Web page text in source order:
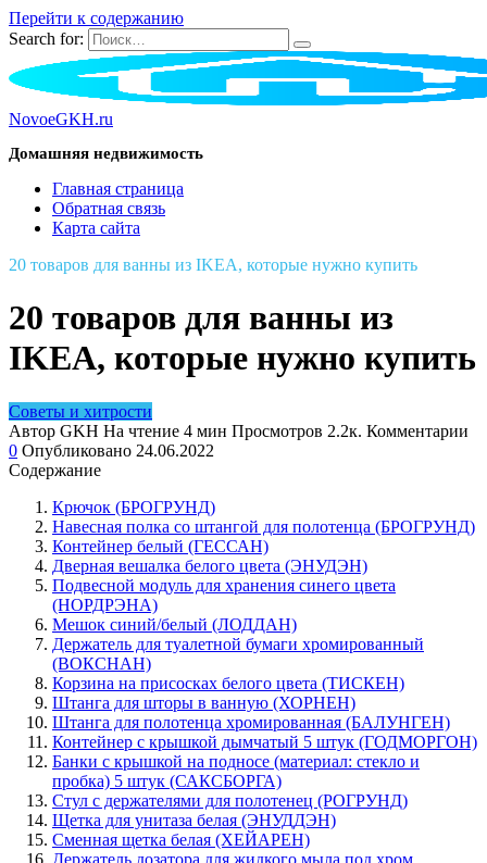
Перейти к содержанию
Search for:
NovoeGKH.ru
Домашняя недвижимость
Главная страница
Обратная связь
Карта сайта
20 товаров для ванны из IKEA, которые нужно купить
20 товаров для ванны из
IKEA, которые нужно купить
Советы и хитрости
Автор GKH На чтение 4 мин Просмотров 2.2к. Комментарии
0 Опубликовано 24.06.2022
Содержание
Крючок (БРОГРУНД)
Навесная полка со штангой для полотенца (БРОГРУНД)
Контейнер белый (ГЕССАН)
Дверная вешалка белого цвета (ЭНУДЭН)
Подвесной модуль для хранения синего цвета
(НОРДРЭНА)
Мешок синий/белый (ЛОДДАН)
Держатель для туалетной бумаги хромированный
(ВОКСНАН)
Корзина на присосках белого цвета (ТИСКЕН)
Штанга для шторы в ванную (ХОРНЕН)
Штанга для полотенца хромированная (БАЛУНГЕН)
Контейнер с крышкой дымчатый 5 штук (ГОДМОРГОН)
Банки с крышкой на подносе (материал: стекло и
пробка) 5 штук (САКСБОРГА)
Стул с держателями для полотенец (РОГРУНД)
Щетка для унитаза белая (ЭНУДДЭН)
Сменная щетка белая (ХЕЙАРЕН)
Держатель дозатора для жидкого мыла под хром